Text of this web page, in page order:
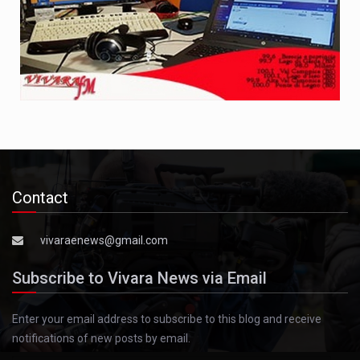
Contact
vivaraenews@gmail.com
Subscribe to Vivara News via Email
Enter your email address to subscribe to this blog and receive
notifications of new posts by email.